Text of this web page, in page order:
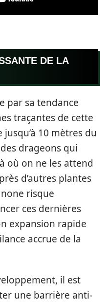
DE LA
par sa tendance
traçantes de cette
10 mètres du
drageons qui
où on ne les attend
d’autres plantes
risque
ces dernières
expansion rapide
accrue de la
il est
une barrière anti-